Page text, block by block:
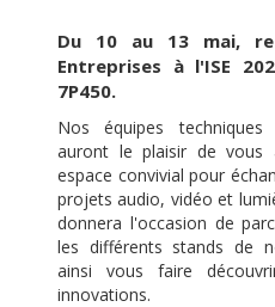
Du 10 au 13 mai,
Entreprises à l'ISE
7P450.
Nos équipes techniques
auront le plaisir de vous
espace convivial pour
projets audio, vidéo et
donnera l'occasion de
les différents stands de
ainsi vous faire
innovations.